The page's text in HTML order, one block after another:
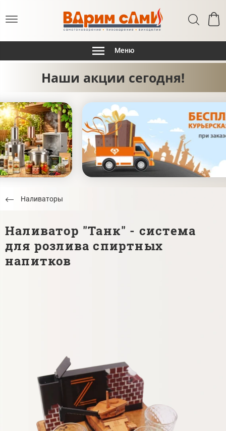
Меню
Наши акции сегодня!
Наливаторы
Наливатор "Танк" - система
для розлива спиртных
напитков